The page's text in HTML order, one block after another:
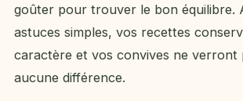
goûter pour trouver le bon équilibre.
astuces simples, vos recettes
caractère et vos convives ne verront
aucune différence.